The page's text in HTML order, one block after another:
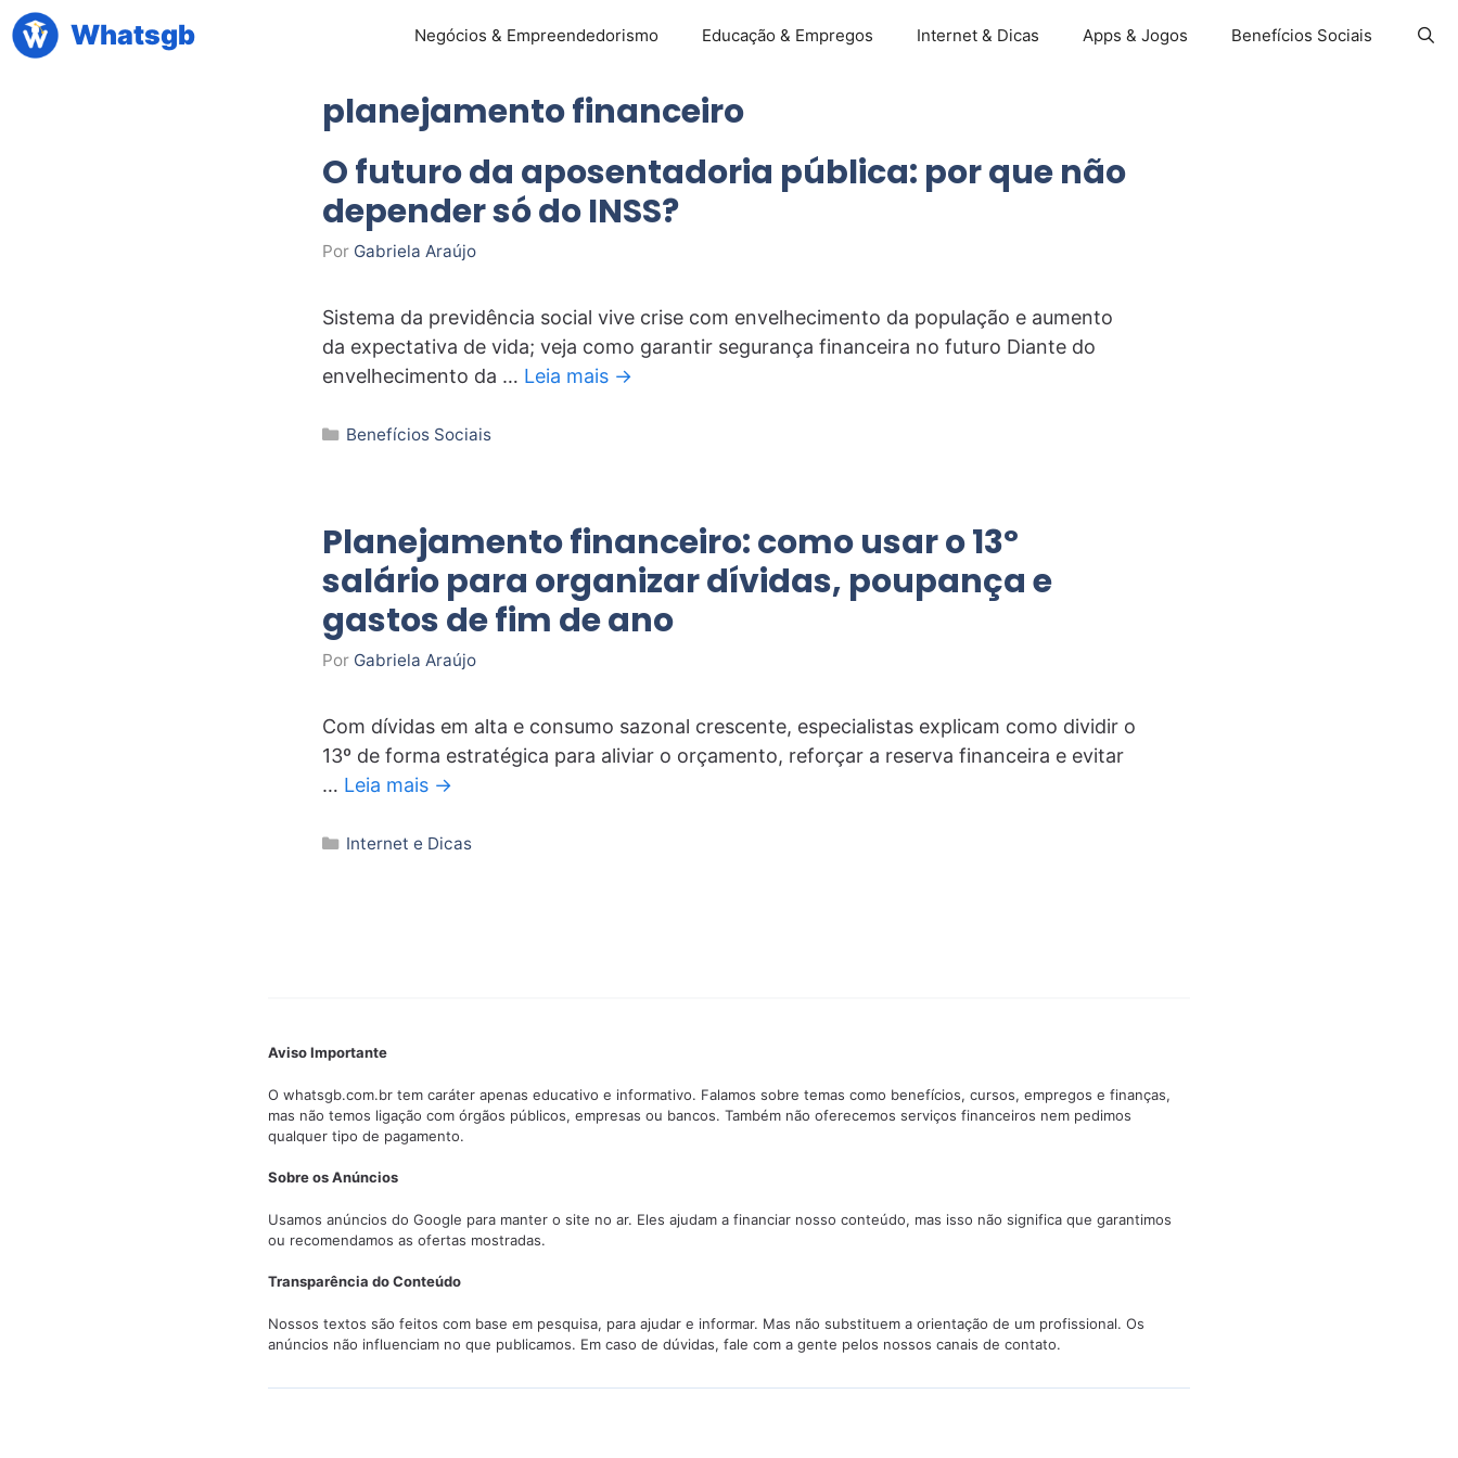
Pular
para
Whatsgb Negócios & Empreendedorismo Educação & Empregos Internet & Dicas Apps & Jogos Benefícios Sociais
planejamento financeiro
O futuro da aposentadoria pública: por que não
depender só do INSS?
Por Gabriela Araújo
Sistema da previdência social vive crise com envelhecimento da população e aumento
da expectativa de vida; veja como garantir segurança financeira no futuro Diante do
envelhecimento da … Leia mais →
Categorias
Benefícios Sociais
Planejamento financeiro: como usar o 13º
salário para organizar dívidas, poupança e
gastos de fim de ano
Por Gabriela Araújo
Com dívidas em alta e consumo sazonal crescente, especialistas explicam como dividir o
13º de forma estratégica para aliviar o orçamento, reforçar a reserva financeira e evitar
… Leia mais →
Categorias
Internet e Dicas
Aviso Importante
O whatsgb.com.br tem caráter apenas educativo e informativo. Falamos sobre temas como benefícios, cursos, empregos e finanças,
mas não temos ligação com órgãos públicos, empresas ou bancos. Também não oferecemos serviços financeiros nem pedimos
qualquer tipo de pagamento.
Sobre os Anúncios
Usamos anúncios do Google para manter o site no ar. Eles ajudam a financiar nosso conteúdo, mas isso não significa que garantimos
ou recomendamos as ofertas mostradas.
Transparência do Conteúdo
Nossos textos são feitos com base em pesquisa, para ajudar e informar. Mas não substituem a orientação de um profissional. Os
anúncios não influenciam no que publicamos. Em caso de dúvidas, fale com a gente pelos nossos canais de contato.